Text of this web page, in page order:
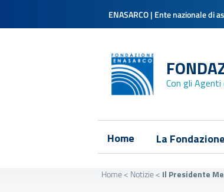
ENASARCO | Ente nazionale di
Con gli
Home La Fondazione
Home< Notizie< Il Presidente